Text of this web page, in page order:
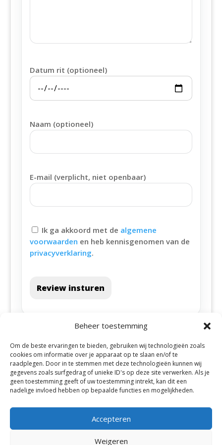
Beheer toestemming
Om de beste ervaringen te bieden, gebruiken wij technologieën zoals
cookies om informatie over je apparaat op te slaan en/of te
raadplegen. Door in te stemmen met deze technologieën kunnen wij
gegevens zoals surfgedrag of unieke ID's op deze site verwerken. Als je
geen toestemming geeft of uw toestemming intrekt, kan dit een
nadelige invloed hebben op bepaalde functies en mogelijkheden.
Accepteren
Weigeren
Datum rit (optioneel)
Naam (optioneel)
E-mail (verplicht, niet openbaar)
Ik ga akkoord met de algemene
voorwaarden en heb kennisgenomen van de
privacyverklaring.
Review insturen
Alle steden